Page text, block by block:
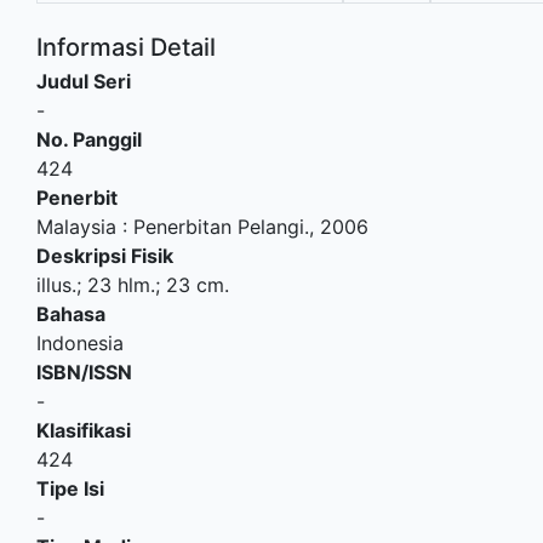
Informasi Detail
Judul Seri
-
No. Panggil
424
Penerbit
Malaysia : Penerbitan Pelangi., 2006
Deskripsi Fisik
illus.; 23 hlm.; 23 cm.
Bahasa
Indonesia
ISBN/ISSN
-
Klasifikasi
424
Tipe Isi
-